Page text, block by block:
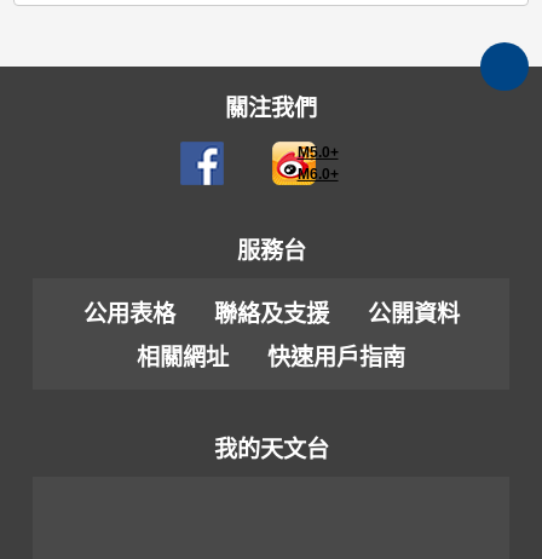
關注我們
M5.0+
M6.0+
服務台
公用表格 聯絡及支援
公開資料
相關網址
快速用戶指南
我的天文台